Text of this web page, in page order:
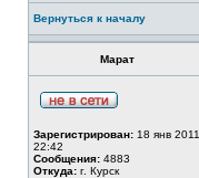
Вернуться к началу
Марат
Зарегистрирован: 18 янв 2011
22:42
Сообщения: 4883
Откуда: г. Курск